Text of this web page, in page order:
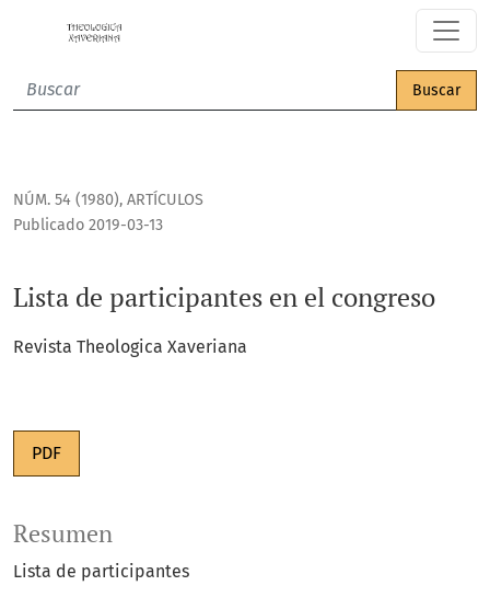
Buscar
NÚM. 54 (1980), ARTÍCULOS
Lista de participantes en el congreso
Publicado 2019-03-13
Revista Theologica Xaveriana
PDF
Resumen
Lista de participantes